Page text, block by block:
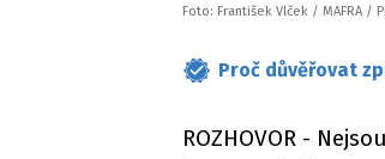
Foto: František Vlček / MAFRA /
Proč důvěřovat
ROZHOVOR -